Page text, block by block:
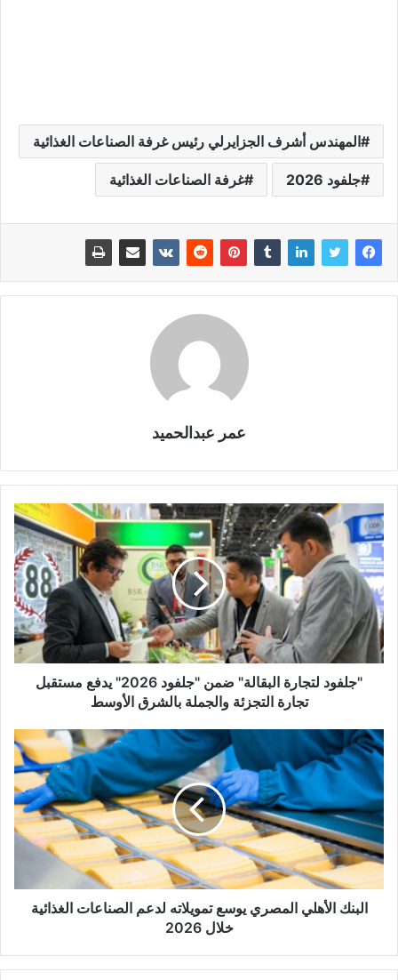
المهندس أشرف الجزايرلي رئيس غرفة الصناعات الغذائية
جلفود 2026 غرفة الصناعات الغذائية
عمر عبدالحميد
"جلفود لتجارة البقالة" ضمن "جلفود 2026" يدفع مستقبل
تجارة التجزئة والجملة بالشرق الأوسط
البنك الأهلي المصري يوسع تمويلاته لدعم الصناعات الغذائية
خلال 2026